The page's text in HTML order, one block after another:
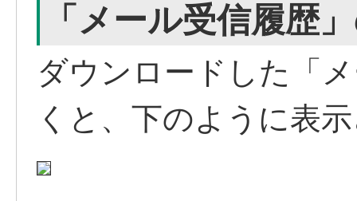
「メール受信履歴
ダウンロードした「
くと、下のように表